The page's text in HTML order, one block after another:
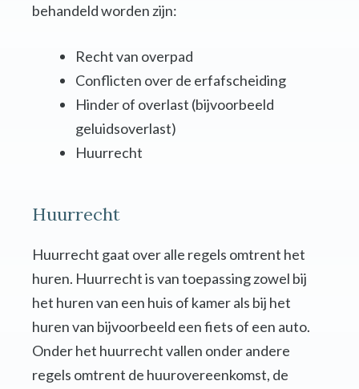
behandeld worden zijn:
Recht van overpad
Conflicten over de erfafscheiding
Hinder of overlast (bijvoorbeeld
geluidsoverlast)
Huurrecht
Huurrecht
Huurrecht gaat over alle regels omtrent het
huren. Huurrecht is van toepassing zowel bij
het huren van een huis of kamer als bij het
huren van bijvoorbeeld een fiets of een auto.
Onder het huurrecht vallen onder andere
regels omtrent de huurovereenkomst, de